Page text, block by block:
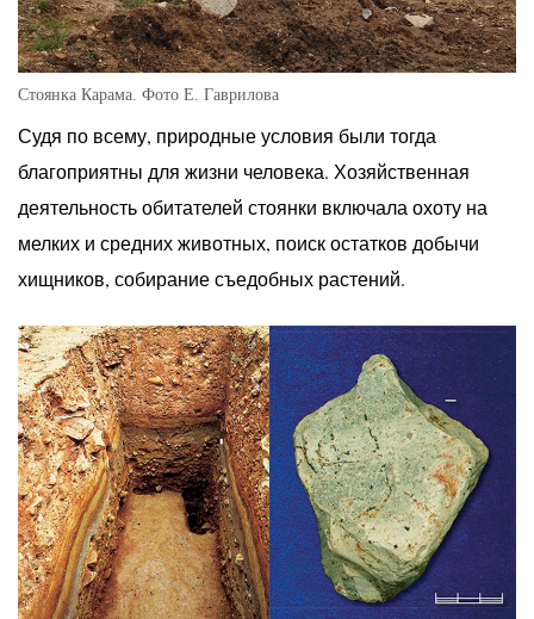
Стоянка Карама. Фото Е. Гаврилова
Судя по всему, природные условия были тогда
благоприятны для жизни человека. Хозяйственная
деятельность обитателей стоянки включала охоту на
мелких и средних животных, поиск остатков добычи
хищников, собирание съедобных растений.